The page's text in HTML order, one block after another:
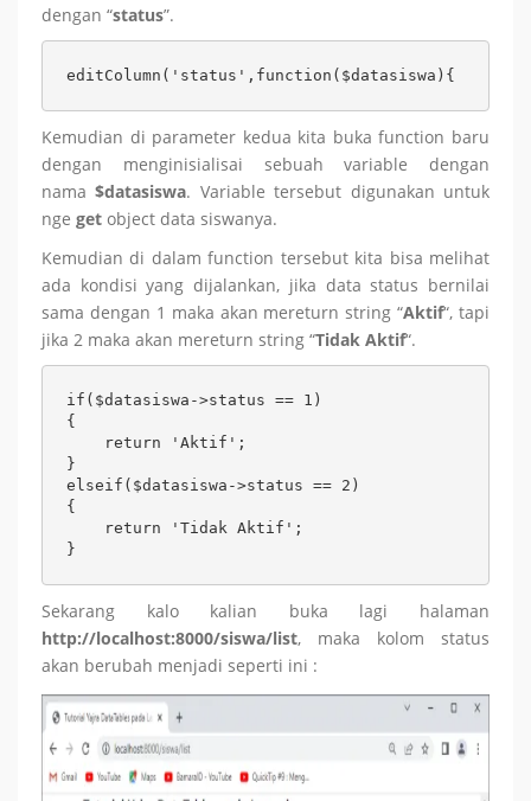
dengan “status”.
editColumn('status',function($datasiswa){
Kemudian di parameter kedua kita buka function baru
dengan menginisialisai sebuah variable dengan
nama$datasiswa. Variable tersebut digunakan untuk
nge get object data siswanya.
Kemudian di dalam function tersebut kita bisa melihat
ada kondisi yang dijalankan, jika data status bernilai
sama dengan 1 maka akan mereturn string “Aktif“, tapi
jika 2 maka akan mereturn string “Tidak Aktif“.
if($datasiswa->status == 1)
{
    return 'Aktif';
}
elseif($datasiswa->status == 2)
{
    return 'Tidak Aktif';
}
Sekarang kalo kalian buka lagi halaman
http://localhost:8000/siswa/list, maka kolom status
akan berubah menjadi seperti ini :